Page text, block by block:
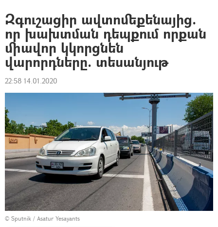
Զգուշացիր ավտոմեքենայից.
որ խախտման դեպքում որքան
միավոր կկորցնեն
վարորդները. տեսանյութ
22:58 14.01.2020
© Sputnik / Asatur Yesayants